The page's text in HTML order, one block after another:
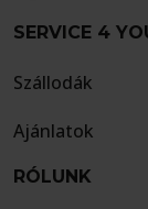
SERVICE 4
Szállodák
Ajánlatok
RÓLUNK